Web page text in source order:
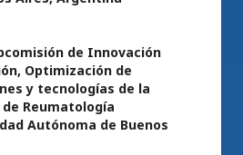
de Innovación
Optimización de
y tecnologías de la
Reumatología
Autónoma de Buenos